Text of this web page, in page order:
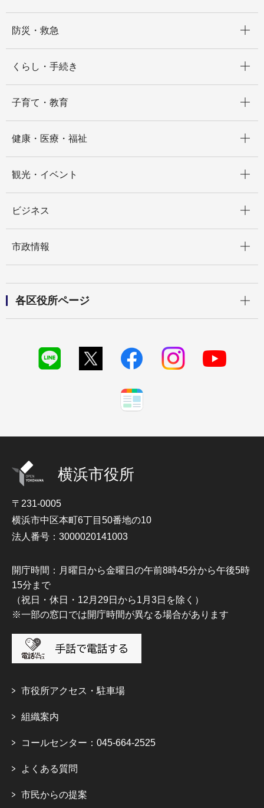
防災・救急
くらし・手続き
子育て・教育
健康・医療・福祉
観光・イベント
ビジネス
市政情報
各区役所ページ
横浜市役所
〒231-0005
横浜市中区本町6丁目50番地の10
法人番号：3000020141003
開庁時間：月曜日から金曜日の午前8時45分から午後5時
15分まで
（祝日・休日・12月29日から1月3日を除く）
※一部の窓口では開庁時間が異なる場合があります
市役所アクセス・駐車場
組織案内
コールセンター：045-664-2525
よくある質問
市民からの提案